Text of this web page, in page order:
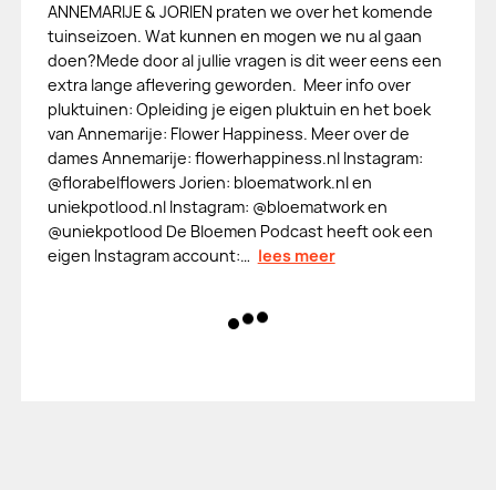
ANNEMARIJE & JORIEN praten we over het komende
tuinseizoen. Wat kunnen en mogen we nu al gaan
doen?Mede door al jullie vragen is dit weer eens een
extra lange aflevering geworden. Meer info over
pluktuinen: Opleiding je eigen pluktuin en het boek
van Annemarije: Flower Happiness. Meer over de
dames Annemarije: flowerhappiness.nl Instagram:
@florabelflowers Jorien: bloematwork.nl en
uniekpotlood.nl Instagram: @bloematwork en
@uniekpotlood De Bloemen Podcast heeft ook een
eigen Instagram account:… lees meer